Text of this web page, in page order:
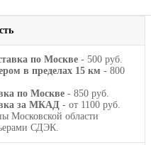
по Москве - 500 руб.
в пределах 15 км - 800
по Москве - 850 руб.
за МКАД - от 1100 руб.
Московской области
СДЭК.